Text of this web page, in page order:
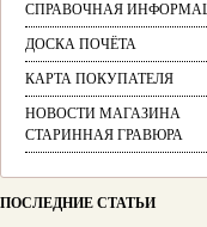
СПРАВОЧНАЯ
ДОСКА ПОЧЁТА
КАРТА ПОКУПАТЕЛЯ
НОВОСТИ МАГАЗИНА
СТАРИННАЯ ГРАВЮРА
ПОСЛЕДНИЕ СТАТЬИ